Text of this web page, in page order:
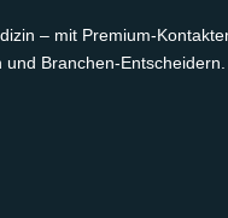
– mit Premium-
Branchen-Entscheidern.